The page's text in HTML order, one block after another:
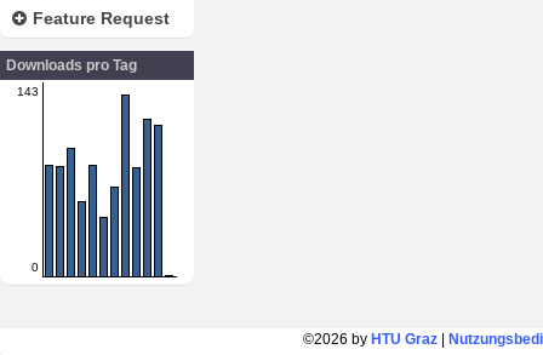
Feature Request
Downloads pro Tag
143
0
©2026 by HTU Graz|